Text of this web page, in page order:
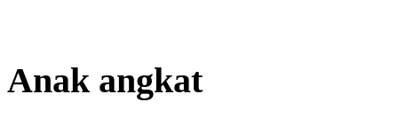
Anak angkat